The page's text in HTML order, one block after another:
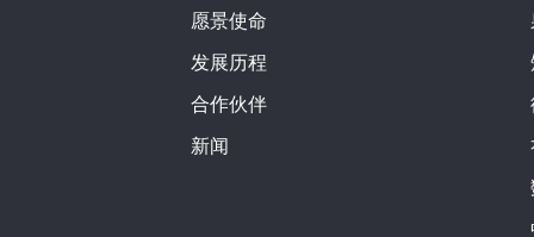
愿景使命
发展历程
合作伙伴
新闻